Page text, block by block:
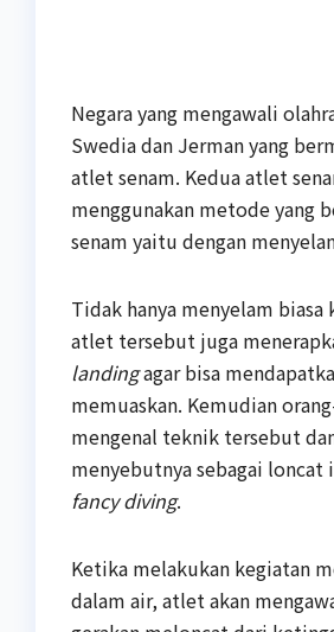
Negara yang mengawali
Swedia dan Jerman yang
atlet senam. Kedua atlet
menggunakan metode yang
senam yaitu dengan
Tidak hanya menyelam biasa
atlet tersebut juga
landingagar bisa
memuaskan. Kemudian
mengenal teknik tersebut
menyebutnya sebagai loncat
fancy diving.
Ketika melakukan kegiatan
dalam air, atlet akan